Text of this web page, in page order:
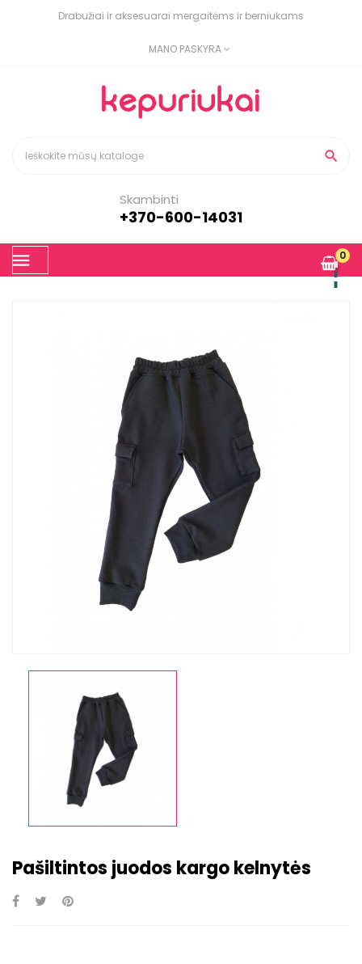
Drabužiai ir aksesuarai mergaitėms ir berniukams
MANO PASKYRA

Skambinti
+370-600-14031
Toggle
navigation
0
Pašiltintos juodos kargo kelnytės